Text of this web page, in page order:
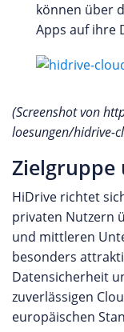
können über
Apps auf ihre
(Screenshot von
loesungen/hidrive-
Zielgruppe
HiDrive richtet
privaten Nutzern
und mittleren
besonders
Datensicherheit
zuverlässigen
europäischen